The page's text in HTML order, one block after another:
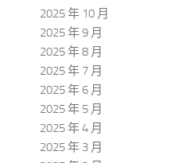
2025 年 10 月
2025 年 9 月
2025 年 8 月
2025 年 7 月
2025 年 6 月
2025 年 5 月
2025 年 4 月
2025 年 3 月